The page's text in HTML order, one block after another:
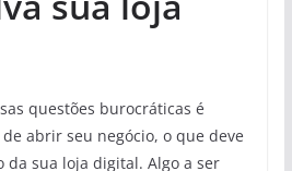
questões burocráticas é
abrir seu negócio, o que deve
da sua loja digital. Algo a ser